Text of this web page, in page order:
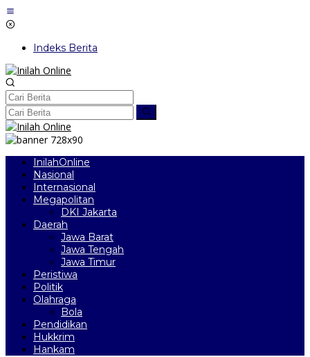
Lewati
ke
Indeks Berita
InilahOnline
Nasional
Internasional
Megapolitan
DKI Jakarta
Daerah
Jawa Barat
Jawa Tengah
Jawa Timur
Peristiwa
Politik
Olahraga
Bola
Pendidikan
Hukkrim
Hankam